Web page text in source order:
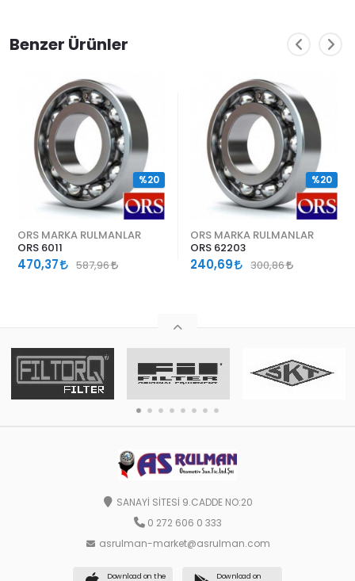
Benzer Ürünler
ORS MARKA RULMANLAR
ORS 6011
470,37 587,96
%20
ORS MARKA RULMANLAR
ORS 62203
240,69 300,86
%20
SANAYİ SİTESİ 9.CADDE NO:20
0 272 606 0 333
asrulman-market@asrulman.com
Download on the Download on